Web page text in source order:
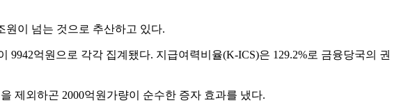
원이 넘는 것으로 추산하고 있다.
억원으로 각각 집계됐다. 지급여력비율(K-ICS)은 129.2%로 금융당국의 권
제외하곤 2000억원가량이 순수한 증자 효과를 냈다.